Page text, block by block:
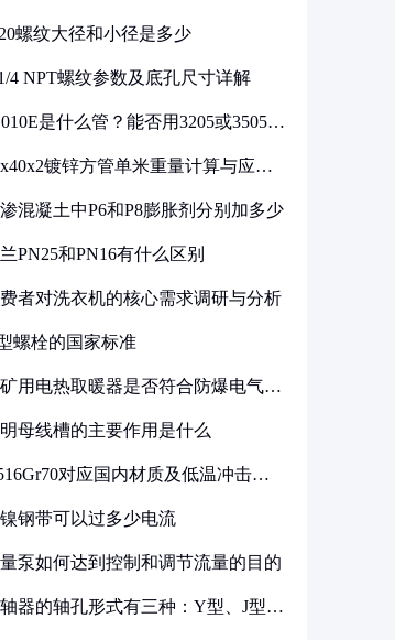
螺纹大径和小径是多少
4 NPT螺纹参数及底孔尺寸详解
是什么管？能否用3205或3505代
镀锌方管单米重量计算与应用
混凝土中P6和P8膨胀剂分别加多少
PN25和PN16有什么区别
者对洗衣机的核心需求调研与分析
螺栓的国家标准
用电热取暖器是否符合防爆电气设
母线槽的主要作用是什么
对应国内材质及低温冲击要
钢带可以过多少电流
泵如何达到控制和调节流量的目的
器的轴孔形式有三种：Y型、J型、